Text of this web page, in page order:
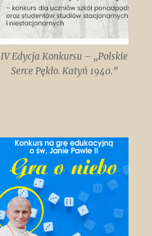
IV Edycja Konkursu – „Polskie
Serce Pękło. Katyń 1940.”